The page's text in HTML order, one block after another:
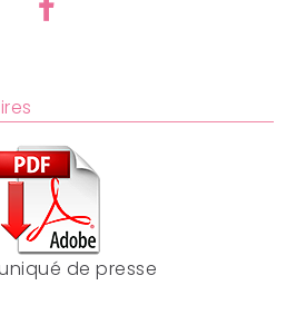
de presse